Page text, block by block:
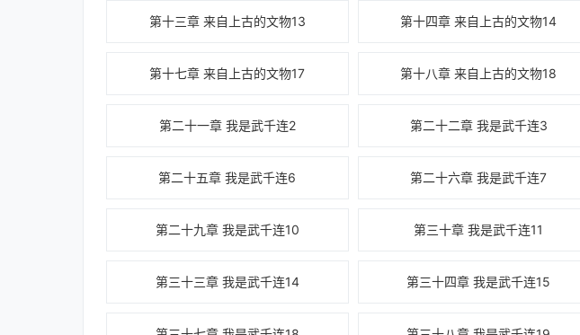
第十三章 来自上古的文物13 第十四章 来自上古的文物14
第十七章 来自上古的文物17 第十八章 来自上古的文物18
第二十一章 我是武千连2 第二十二章 我是武千连3
第二十五章 我是武千连6 第二十六章 我是武千连7
第二十九章 我是武千连10 第三十章 我是武千连11
第三十三章 我是武千连14 第三十四章 我是武千连15